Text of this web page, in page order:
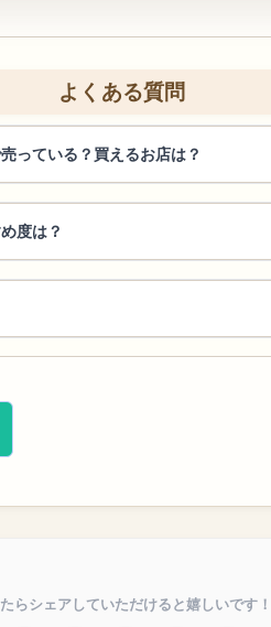
よくある質問
っている？買えるお店は？
度は？
らシェアしていただけると嬉しいです！